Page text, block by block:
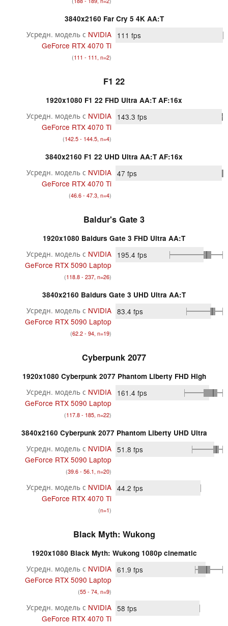
3840x2160 Far Cry 5 4K AA:T
Усредн. модель с NVIDIA
GeForce RTX 4070 Ti
(111 - 111, n=2)
111 fps
F1 22
1920x1080 F1 22 FHD Ultra AA:T AF:16x
Усредн. модель с NVIDIA
GeForce RTX 4070 Ti
(142.5 - 144.5, n=4)
143.3 fps
3840x2160 F1 22 UHD Ultra AA:T AF:16x
Усредн. модель с NVIDIA
GeForce RTX 4070 Ti
(46.6 - 47.3, n=4)
47 fps
Baldur's Gate 3
1920x1080 Baldurs Gate 3 FHD Ultra AA:T
Усредн. модель с NVIDIA
GeForce RTX 5090 Laptop
(118.8 - 237, n=26)
195.4 fps
3840x2160 Baldurs Gate 3 UHD Ultra AA:T
Усредн. модель с NVIDIA
GeForce RTX 5090 Laptop
(62.2 - 94, n=19)
83.4 fps
Cyberpunk 2077
1920x1080 Cyberpunk 2077 Phantom Liberty FHD High
Усредн. модель с NVIDIA
GeForce RTX 5090 Laptop
(117.8 - 185, n=22)
161.4 fps
3840x2160 Cyberpunk 2077 Phantom Liberty UHD Ultra
Усредн. модель с NVIDIA
GeForce RTX 5090 Laptop
(39.6 - 56.1, n=20)
51.8 fps
Усредн. модель с NVIDIA
GeForce RTX 4070 Ti
(n=1)
44.2 fps
Black Myth: Wukong
1920x1080 Black Myth: Wukong 1080p cinematic
Усредн. модель с NVIDIA
GeForce RTX 5090 Laptop
(55 - 74, n=9)
61.9 fps
Усредн. модель с NVIDIA
GeForce RTX 4070 Ti
58 fps